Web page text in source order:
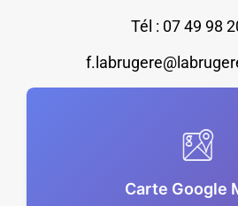
Tél : 07 49 98
Carte Google